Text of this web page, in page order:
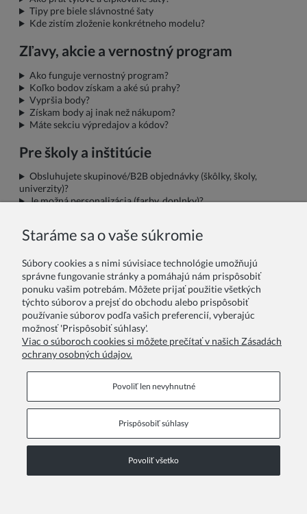
Tipy pre biele slávnostné šaty
Kde zistím zloženie konkrétneho modelu?
Zľavy, akcie a vernostný program
Ako funguje vernostný program?
Koľko bodov získam a aké sú prahy?
Vypršia body?
Získam body aj inak než nákupom?
Máte sekciu výpredajov a kódov?
Pre školy a inštitúcie
Obsluhujete skupinové/B2B objednávky (škôlky, školy,
univerzity)?
Je možná personalizácia (farby, doplnky)?
Aký je kontakt na zákaznícku podporu?
Kde sídli slovenská pobočka pre logistiku/vrátenie?
Aké sú firemné údaje prevádzkovateľa?
Môžem navštíviť centrálu osobne?
ZOYA Fashion - Elegantné spoločenské šaty pre dievčatá, deti,
družičky na prvé sväté prijímanie, krst, plesy, svadby,
narodeninové párty.
Informačné stránky
Staráme sa o vaše súkromie
Súbory cookies a s nimi súvisiace technológie umožňujú
správne fungovanie stránky a pomáhajú nám prispôsobiť
ponuku vašim potrebám. Môžete prijať použitie všetkých
týchto súborov a prejsť do obchodu alebo prispôsobiť
používanie súborov podľa vašich preferencií, vyberajúc
možnosť 'Prispôsobiť súhlasy'.
Viac o súboroch cookies si môžete prečítať v našich Zásadách
ochrany osobných údajov.
Povoliť len nevyhnutné
Prispôsobiť súhlasy
Povoliť všetko